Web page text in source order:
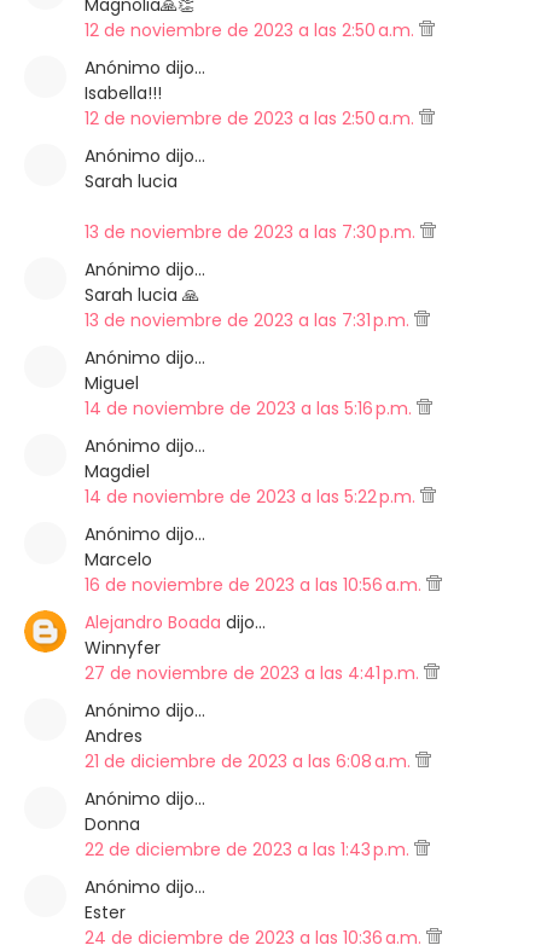
Magnolia🙏👏
12 de noviembre de 2023 a las 2:50 a.m.
Anónimo dijo…
Isabella!!!
12 de noviembre de 2023 a las 2:50 a.m.
Anónimo dijo…
Sarah lucia
13 de noviembre de 2023 a las 7:30 p.m.
Anónimo dijo…
Sarah lucia 🙏
13 de noviembre de 2023 a las 7:31 p.m.
Anónimo dijo…
Miguel
14 de noviembre de 2023 a las 5:16 p.m.
Anónimo dijo…
Magdiel
14 de noviembre de 2023 a las 5:22 p.m.
Anónimo dijo…
Marcelo
16 de noviembre de 2023 a las 10:56 a.m.
Alejandro Boada dijo…
Winnyfer
27 de noviembre de 2023 a las 4:41 p.m.
Anónimo dijo…
Andres
21 de diciembre de 2023 a las 6:08 a.m.
Anónimo dijo…
Donna
22 de diciembre de 2023 a las 1:43 p.m.
Anónimo dijo…
Ester
24 de diciembre de 2023 a las 10:36 a.m.